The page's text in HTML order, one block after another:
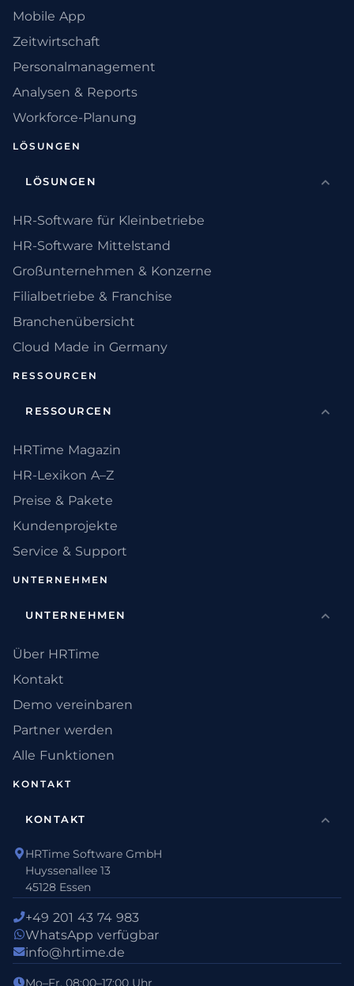
Mobile App
Zeitwirtschaft
Personalmanagement
Analysen & Reports
Workforce-Planung
LÖSUNGEN
LÖSUNGEN
HR-Software für Kleinbetriebe
HR-Software Mittelstand
Großunternehmen & Konzerne
Filialbetriebe & Franchise
Branchenübersicht
Cloud Made in Germany
RESSOURCEN
RESSOURCEN
HRTime Magazin
HR-Lexikon A–Z
Preise & Pakete
Kundenprojekte
Service & Support
UNTERNEHMEN
UNTERNEHMEN
Über HRTime
Kontakt
Demo vereinbaren
Partner werden
Alle Funktionen
KONTAKT
KONTAKT
HRTime Software GmbH
Huyssenallee 13
45128 Essen
+49 201 43 74 983
WhatsApp verfügbar
info@hrtime.de
Mo–Fr, 08:00–17:00 Uhr